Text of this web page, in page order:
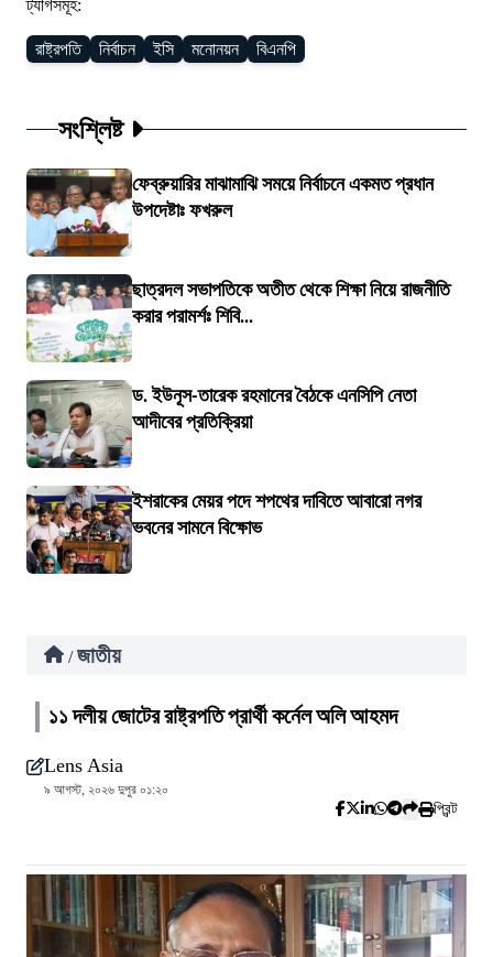
ট্যাগসমূহ:
রাষ্ট্রপতি নির্বাচন ইসি মনোনয়ন বিএনপি
সংশ্লিষ্ট
ফেব্রুয়ারির মাঝামাঝি সময়ে নির্বাচনে একমত প্রধান
উপদেষ্টাঃ ফখরুল
ছাত্রদল সভাপতিকে অতীত থেকে শিক্ষা নিয়ে রাজনীতি
করার পরামর্শঃ শিবি...
ড. ইউনূস-তারেক রহমানের বৈঠকে এনসিপি নেতা
আদীবের প্রতিক্রিয়া
ইশরাকের মেয়র পদে শপথের দাবিতে আবারো নগর
ভবনের সামনে বিক্ষোভ
/ জাতীয়
১১ দলীয় জোটের রাষ্ট্রপতি প্রার্থী কর্নেল অলি আহমদ
Lens Asia
৯ আগস্ট, ২০২৬ দুপুর ০১:২০
প্রিন্ট